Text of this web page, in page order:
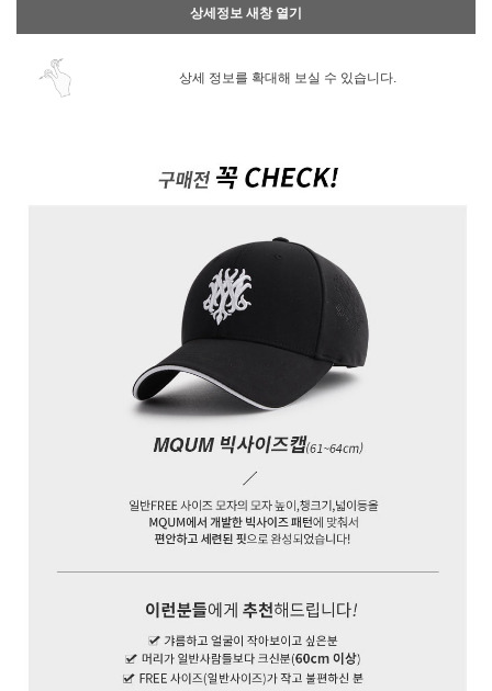
페이코 ID로 페
PAYCO 바로구매
상세정보 새창 열기
상세 정보를 확대해 보실 수 있습니다.